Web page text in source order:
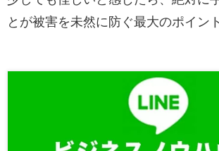
とが被害を未然に防ぐ最大のポイン